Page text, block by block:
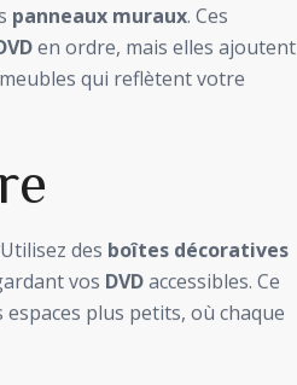
panneaux muraux. Ces
en ordre, mais elles ajoutent
qui reflètent votre
des boîtes décoratives
vos DVDaccessibles. Ce
plus petits, où chaque